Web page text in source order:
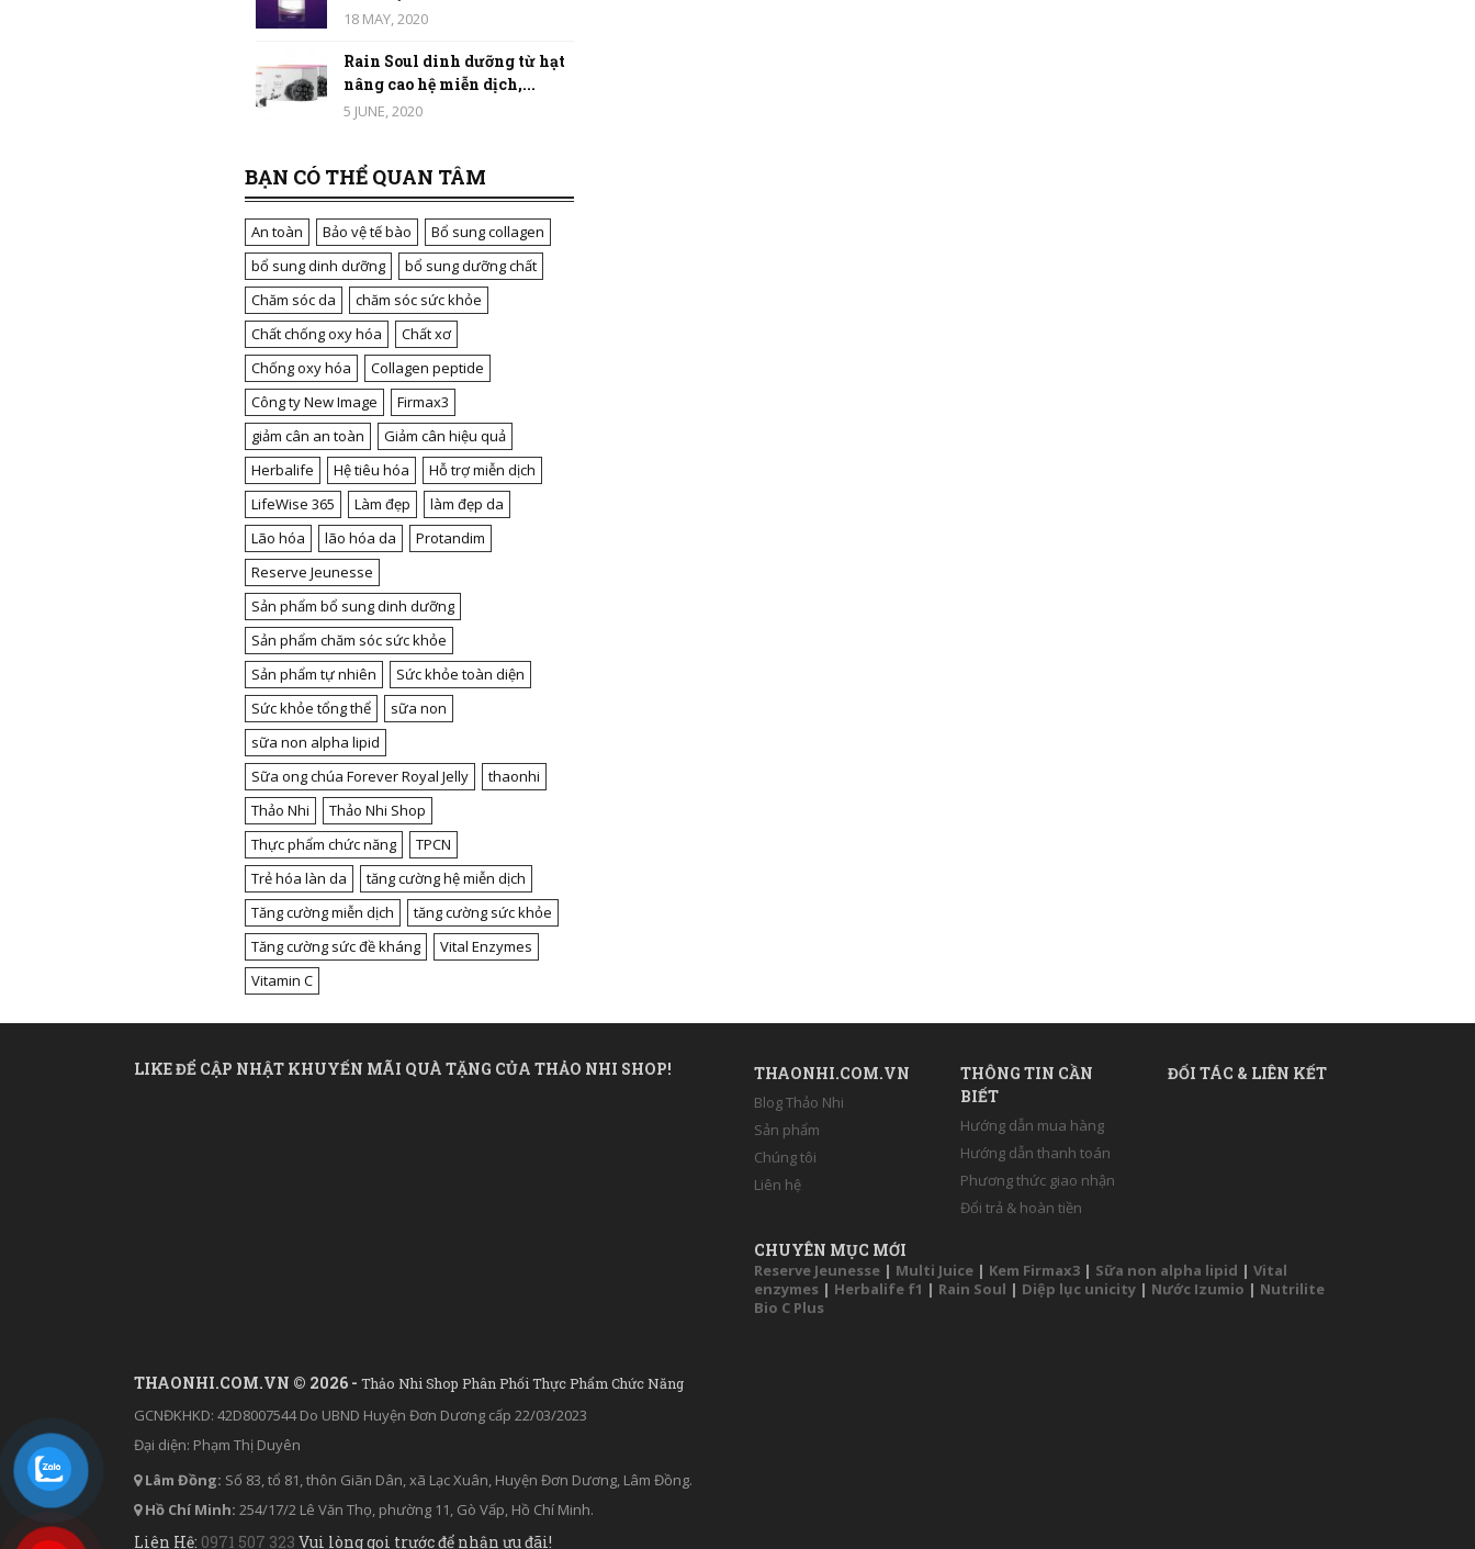
18 MAY, 2020
Rain Soul dinh dưỡng từ hạt
nâng cao hệ miễn dịch,...
5 JUNE, 2020
BẠN CÓ THỂ QUAN TÂM
An toàn Bảo vệ tế bào
Bổ sung collagen
bổ sung dinh dưỡng
bổ sung dưỡng chất
Chăm sóc da
chăm sóc sức khỏe
Chất chống oxy hóa
Chất xơ
Chống oxy hóa
Collagen peptide
Công ty New Image
Firmax3
giảm cân an toàn
Giảm cân hiệu quả
Herbalife
Hệ tiêu hóa
Hỗ trợ miễn dịch
LifeWise 365
Làm đẹp
làm đẹp da
Lão hóa
lão hóa da
Protandim
Reserve Jeunesse
Sản phẩm bổ sung dinh dưỡng
Sản phẩm chăm sóc sức khỏe
Sản phẩm tự nhiên
Sức khỏe toàn diện
Sức khỏe tổng thể
sữa non
sữa non alpha lipid
Sữa ong chúa Forever Royal Jelly
thaonhi
Thảo Nhi
Thảo Nhi Shop
Thực phẩm chức năng
TPCN
Trẻ hóa làn da
tăng cường hệ miễn dịch
Tăng cường miễn dịch
tăng cường sức khỏe
Tăng cường sức đề kháng
Vital Enzymes
Vitamin C
LIKE ĐỂ CẬP NHẬT KHUYẾN MÃI QUÀ TẶNG CỦA THẢO NHI SHOP!
THAONHI.COM.VN © 2026 - Thảo Nhi Shop Phân Phối Thực Phẩm Chức Năng
GCNĐKHKD: 42D8007544 Do UBND Huyện Đơn Dương cấp 22/03/2023
Đại diện: Phạm Thị Duyên
Lâm Đồng: Số 83, tổ 81, thôn Giãn Dân, xã Lạc Xuân, Huyện Đơn Dương, Lâm Đồng.
Hồ Chí Minh: 254/17/2 Lê Văn Thọ, phường 11, Gò Vấp, Hồ Chí Minh.
Liên Hệ: 0971 507 323 Vui lòng gọi trước để nhận ưu đãi!
THAONHI.COM.VN
Blog Thảo Nhi
Sản phẩm
Chúng tôi
Liên hệ
THÔNG TIN CẦN
BIẾT
Hướng dẫn mua hàng
Hướng dẫn thanh toán
Phương thức giao nhận
Đổi trả & hoàn tiền
ĐỐI TÁC & LIÊN KẾT
CHUYÊN MỤC MỚI
Reserve Jeunesse | Multi Juice | Kem Firmax3 | Sữa non alpha lipid | Vital
enzymes | Herbalife f1 | Rain Soul | Diệp lục unicity | Nước Izumio | Nutrilite
Bio C Plus